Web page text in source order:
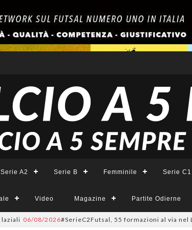
Serie A2 Serie B Femminile Serie C1
Video Magazine Partite Odierne
08/2026#SerieC2Futsal, 55 formazioni al via nel Lazio: